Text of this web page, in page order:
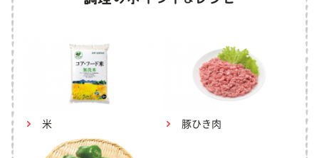
米 豚ひき肉